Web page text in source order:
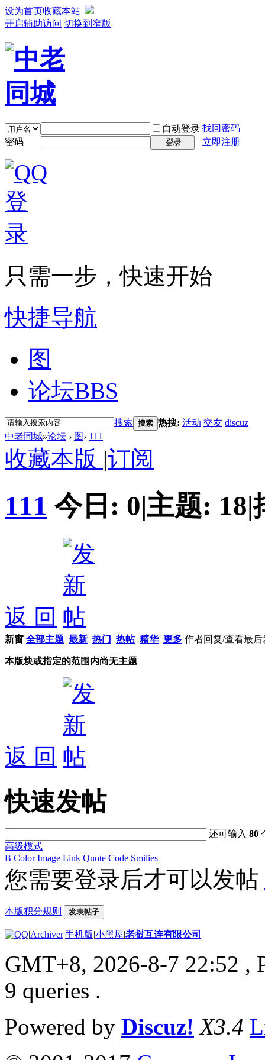
设为首页收藏本站
开启辅助访问 切换到窄版
自动登录 找回密码
密码
登录 立即注册
只需一步，快速开始
快捷导航
图
论坛BBS
搜索 搜索 热搜: 活动 交友 discuz
中老同城»论坛 › 图› 111
收藏本版 |订阅
111 今日: 0|主题: 18|
返 回
新窗 全部主题 最新 热门 热帖 精华 更多 作者回复/查看最后
本版块或指定的范围内尚无主题
返 回
快速发帖
还可输入80
高级模式
B Color Image Link Quote Code Smilies
您需要登录后才可以发帖
本版积分规则 发表帖子
|Archiver|手机版|小黑屋|老挝互连有限公司
GMT+8, 2026-8-7 22:52 ,
9 queries .
Powered by Discuz! X3.4